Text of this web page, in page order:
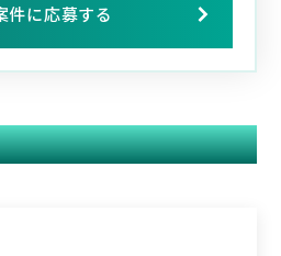
件に応募する
る案件